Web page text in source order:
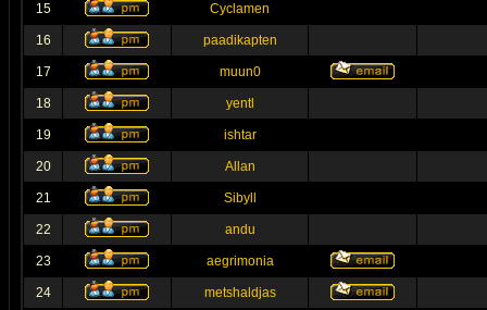
15 Cyclamen
16 paadikapten
17 muun0
18 yentl
19 ishtar
20 Allan
21 Sibyll
22 andu
23 aegrimonia
24 metshaldjas